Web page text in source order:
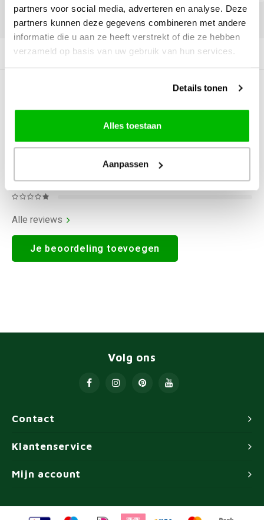
partners voor social media, adverteren en analyse. Deze
partners kunnen deze gegevens combineren met andere
informatie die u aan ze heeft verstrekt of die ze hebben
verzameld op basis van uw gebruik van hun services.
Details tonen
Alles toestaan
Aanpassen
DELEN:
Productomschrijving
Alle reviews
Je beoordeling toevoegen
Contact
Volg ons
Klantenservice
Mijn account